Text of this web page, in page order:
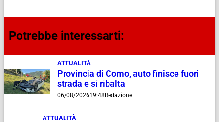
Potrebbe interessarti:
ATTUALITÀ
Provincia di Como, auto finisce fuori
strada e si ribalta
06/08/202619:48Redazione
ATTUALITÀ